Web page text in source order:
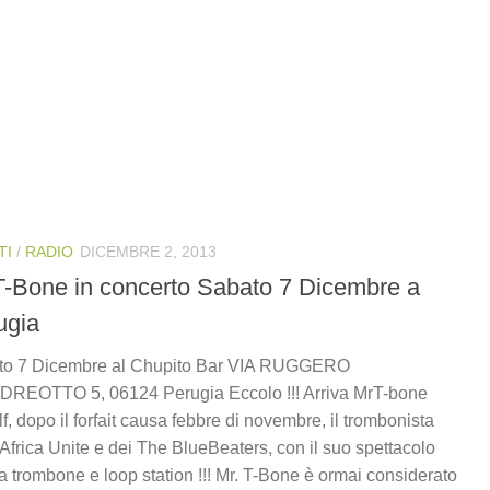
/ RADIO DICEMBRE 2, 2013
Bone in concerto Sabato 7 Dicembre a
7 Dicembre al Chupito Bar VIA RUGGERO
5, 06124 Perugia Eccolo !!! Arriva MrT-bone
dopo il forfait causa febbre di novembre, il trombonista
Unite e dei The BlueBeaters, con il suo spettacolo
trombone e loop station !!! Mr. T-Bone è ormai considerato